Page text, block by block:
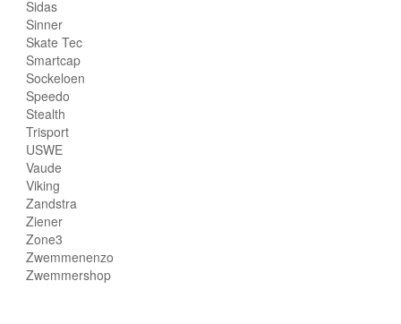
Sidas
Sinner
Skate Tec
Smartcap
Sockeloen
Speedo
Stealth
Trisport
USWE
Vaude
Viking
Zandstra
Ziener
Zone3
Zwemmenenzo
Zwemmershop